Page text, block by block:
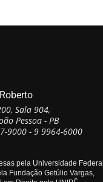
Sala 904,
Pessoa - PB
9000 - 9 9964-6000
pela Universidade Federal
Fundação Getúlio Vargas,